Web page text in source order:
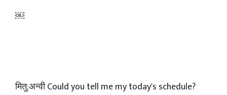
￼
मितु:अन्वी Could you tell me my today's schedule?